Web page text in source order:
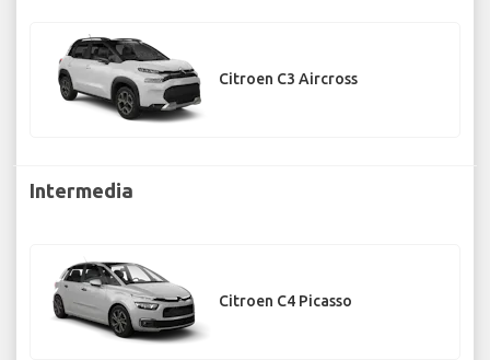
Citroen C3 Aircross
Intermedia
Citroen C4 Picasso